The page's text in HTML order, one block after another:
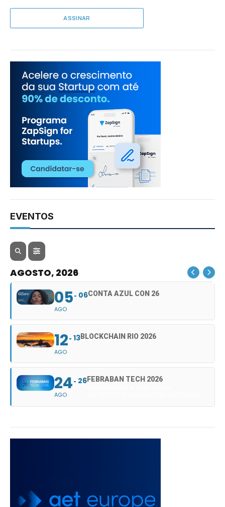
EVENTOS
AGOSTO, 2026
05
AGO
06CONTA AZUL CON 26
12
AGO
13BLOCKCHAIN RIO 2026
24
AGO
26FEBRABAN TECH 2026